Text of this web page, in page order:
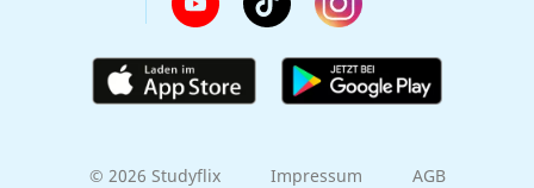
© 2026 Studyflix Impressum AGB